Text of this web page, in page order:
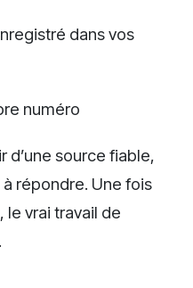
dans vos
numéro
d’une source fiable,
répondre. Une fois
vrai travail de